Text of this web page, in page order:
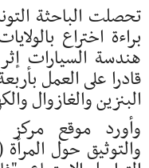
تحصلت الباحثة
براءة اختراع
هندسة السيارات
قادرا على العمل
البنزين والغازوال
وأورد موقع مركز
والتوثيق حول